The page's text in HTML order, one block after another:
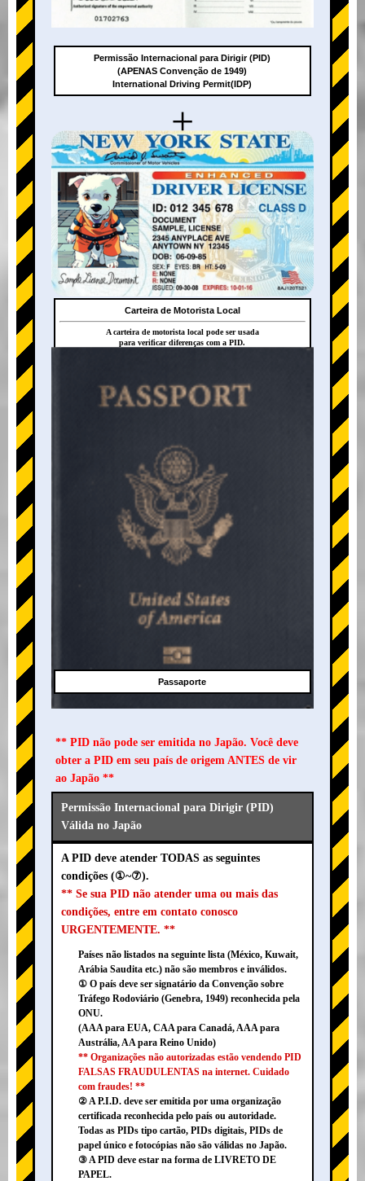
+
+
Permissão Internacional para Dirigir (PID)
(APENAS Convenção de 1949)
International Driving Permit(IDP)
Carteira de Motorista Local
A carteira de motorista local pode ser usada
para verificar diferenças com a PID.
Passaporte
** PID não pode ser emitida no Japão. Você deve
obter a PID em seu país de origem ANTES de vir
ao Japão **
Permissão Internacional para Dirigir (PID)
Válida no Japão
A PID deve atender TODAS as seguintes
condições (①~⑦).
** Se sua PID não atender uma ou mais das
condições, entre em contato conosco
URGENTEMENTE. **
Países não listados na seguinte lista (México, Kuwait,
Arábia Saudita etc.) não são membros e inválidos.
① O país deve ser signatário da Convenção sobre
Tráfego Rodoviário (Genebra, 1949) reconhecida pela
ONU.
(AAA para EUA, CAA para Canadá, AAA para
Austrália, AA para Reino Unido)
** Organizações não autorizadas estão vendendo PID
FALSAS FRAUDULENTAS na internet. Cuidado
com fraudes! **
② A P.I.D. deve ser emitida por uma organização
certificada reconhecida pelo país ou autoridade.
Todas as PIDs tipo cartão, PIDs digitais, PIDs de
papel único e fotocópias não são válidas no Japão.
③ A PID deve estar na forma de LIVRETO DE
PAPEL.